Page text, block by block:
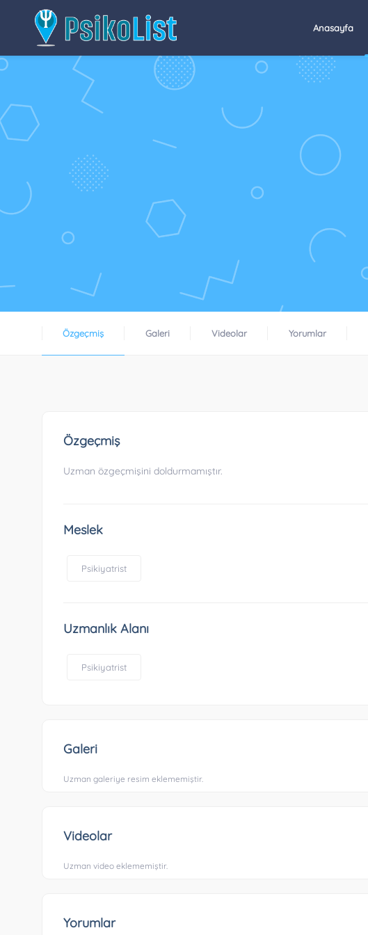
Anasayfa
Özgeçmiş Galeri Videolar Yorumlar
Özgeçmiş
Uzman özgeçmişini doldurmamıştır.
Meslek
Psikiyatrist
Uzmanlık Alanı
Psikiyatrist
Galeri
Uzman galeriye resim eklememiştir.
Videolar
Uzman video eklememiştir.
Yorumlar